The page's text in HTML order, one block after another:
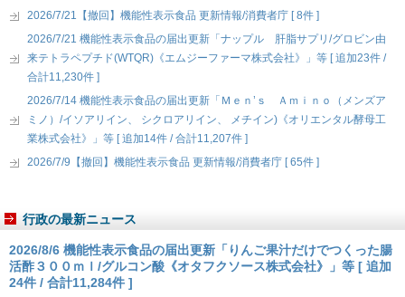
2026/7/21【撤回】機能性表示食品 更新情報/消費者庁 [ 8件 ]
2026/7/21 機能性表示食品の届出更新「ナップル 肝脂サプリ/グロビン由
来テトラペプチド(WTQR)《エムジーファーマ株式会社》」等 [ 追加23件 /
合計11,230件 ]
2026/7/14 機能性表示食品の届出更新「Ｍｅｎ’ｓ Ａｍｉｎｏ（メンズア
ミノ）/イソアリイン、 シクロアリイン、 メチイン)《オリエンタル酵母工
業株式会社》」等 [ 追加14件 / 合計11,207件 ]
2026/7/9【撤回】機能性表示食品 更新情報/消費者庁 [ 65件 ]
行政の最新ニュース
2026/8/6 機能性表示食品の届出更新「りんご果汁だけでつくった腸
活酢３００ｍｌ/グルコン酸《オタフクソース株式会社》」等 [ 追加
24件 / 合計11,284件 ]